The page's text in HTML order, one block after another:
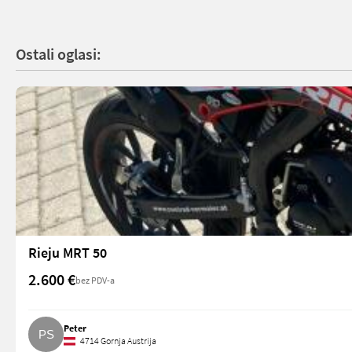
Ostali oglasi:
Rieju MRT 50
2.600 €bez PDV-a
Peter
4714 Gornja Austrija